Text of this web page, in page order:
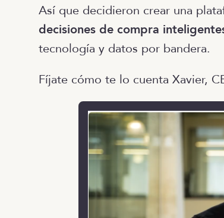
Así que decidieron crear una
decisiones de compra
tecnología y datos por bandera.
Fíjate cómo te lo cuenta Xavier,